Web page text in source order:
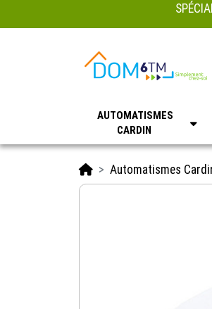
AUTOMATISMES
CARDIN
AccueilAutomatismes